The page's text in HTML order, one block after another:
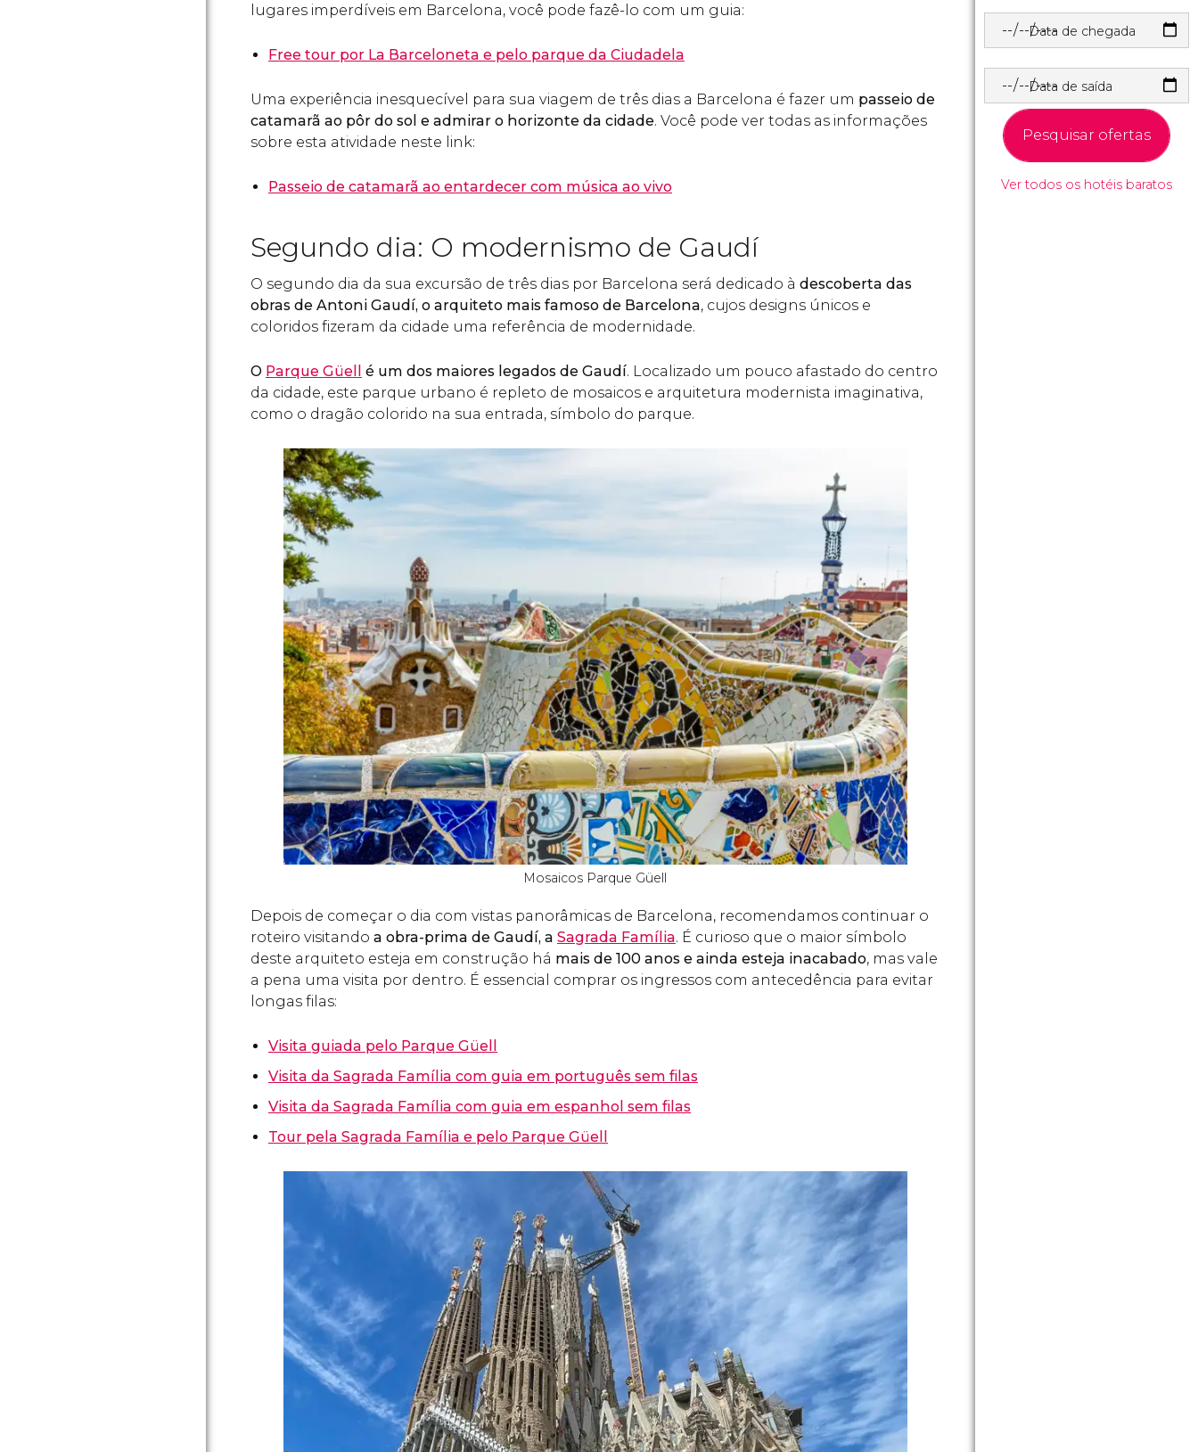
lugares imperdíveis em Barcelona, você pode fazê-lo com um guia:
Free tour por La Barceloneta e pelo parque da Ciudadela
Uma experiência inesquecível para sua viagem de três dias a Barcelona é fazer um passeio de
catamarã ao pôr do sol e admirar o horizonte da cidade. Você pode ver todas as informações
sobre esta atividade neste link:
Passeio de catamarã ao entardecer com música ao vivo
Segundo dia: O modernismo de Gaudí
O segundo dia da sua excursão de três dias por Barcelona será dedicado à descoberta das
obras de Antoni Gaudí, o arquiteto mais famoso de Barcelona, cujos designs únicos e
coloridos fizeram da cidade uma referência de modernidade.
O Parque Güell é um dos maiores legados de Gaudí. Localizado um pouco afastado do centro
da cidade, este parque urbano é repleto de mosaicos e arquitetura modernista imaginativa,
como o dragão colorido na sua entrada, símbolo do parque.
Mosaicos Parque Güell
Depois de começar o dia com vistas panorâmicas de Barcelona, recomendamos continuar o
roteiro visitando a obra-prima de Gaudí, a Sagrada Família. É curioso que o maior símbolo
deste arquiteto esteja em construção há mais de 100 anos e ainda esteja inacabado, mas vale
a pena uma visita por dentro. É essencial comprar os ingressos com antecedência para evitar
longas filas:
Visita guiada pelo Parque Güell
Visita da Sagrada Família com guia em português sem filas
Visita da Sagrada Família com guia em espanhol sem filas
Tour pela Sagrada Família e pelo Parque Güell
Data de chegada
Data de saída
Pesquisar ofertas
Ver todos os hotéis baratos